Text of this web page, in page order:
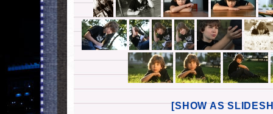
[SHOW AS